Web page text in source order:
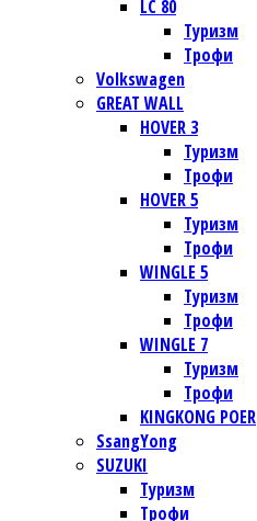
LC 80
Туризм
Трофи
Volkswagen
GREAT WALL
HOVER 3
Туризм
Трофи
HOVER 5
Туризм
Трофи
WINGLE 5
Туризм
Трофи
WINGLE 7
Туризм
Трофи
KINGKONG POER
SsangYong
SUZUKI
Туризм
Трофи